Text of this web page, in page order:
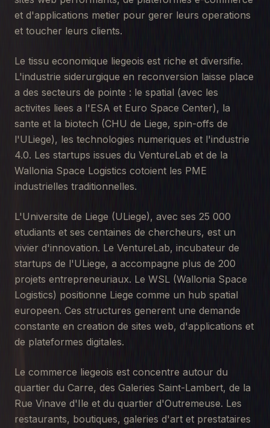
et d'applications metier pour gerer leurs operations
et toucher leurs clients.
Le tissu economique liegeois est riche et diversifie.
L'industrie siderurgique en reconversion laisse place
a des secteurs de pointe : le spatial (avec les
activites liees a l'ESA et Euro Space Center), la
sante et la biotech (CHU de Liege, spin-offs de
l'ULiege), les technologies numeriques et l'industrie
4.0. Les startups issues du VentureLab et de la
Wallonia Space Logistics cotoient les PME
industrielles traditionnelles.
L'Universite de Liege (ULiege), avec ses 25 000
etudiants et ses centaines de chercheurs, est un
vivier d'innovation. Le VentureLab, incubateur de
startups de l'ULiege, a accompagne plus de 200
projets entrepreneuriaux. Le WSL (Wallonia Space
Logistics) positionne Liege comme un hub spatial
europeen. Ces structures generent une demande
constante en creation de sites web, d'applications et
de plateformes digitales.
Le commerce liegeois est concentre autour du
quartier du Carre, des Galeries Saint-Lambert, de la
Rue Vinave d'Ile et du quartier d'Outremeuse. Les
restaurants, boutiques, galeries d'art et prestataires